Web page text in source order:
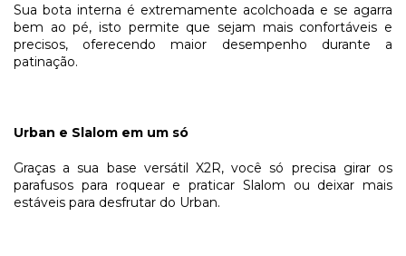
Sua bota interna é extremamente acolchoada e se agarra
bem ao pé, isto permite que sejam mais confortáveis e
precisos, oferecendo maior desempenho durante a
patinação.
Urban e Slalom em um só
Graças a sua base versátil X2R, você só precisa girar os
parafusos para roquear e praticar Slalom ou deixar mais
estáveis para desfrutar do Urban.